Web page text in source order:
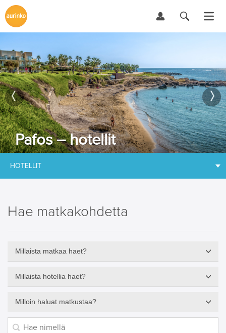
Pafos – hotellit
HOTELLIT
Hae matkakohdetta
Millaista matkaa haet?
Millaista hotellia haet?
Milloin haluat matkustaa?